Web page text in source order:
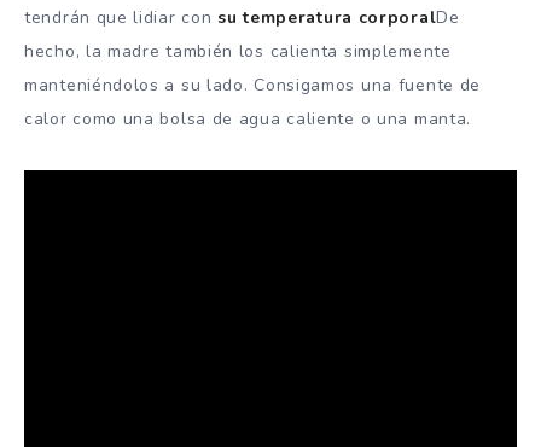
tendrán que lidiar consu temperatura corporalDe
hecho, la madre también los calienta simplemente
manteniéndolos a su lado. Consigamos una fuente de
calor como una bolsa de agua caliente o una manta.